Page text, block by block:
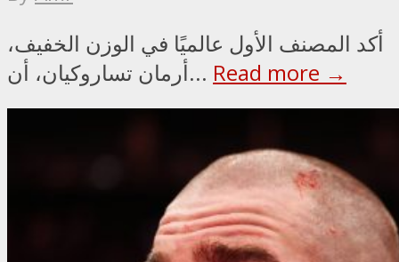
أكد المصنف الأول عالميًا في الوزن الخفيف،
أرمان تساروكيان، أن... Read more →